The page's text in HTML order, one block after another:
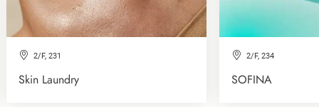
2/F, 231
Skin Laundry
2/F, 234
SOFINA